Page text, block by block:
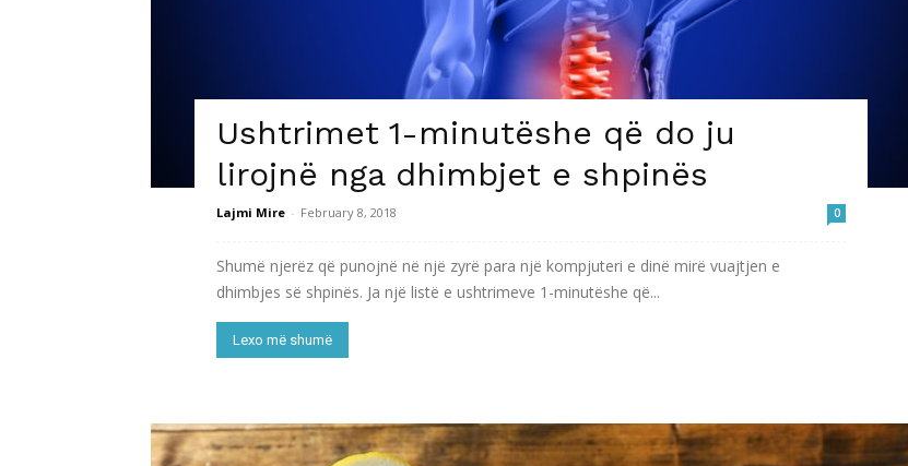
Ushtrimet 1-minutëshe që do ju
lirojnë nga dhimbjet e shpinës
Lajmi Mire - February 8, 2018 0
Shumë njerëz që punojnë në një zyrë para një kompjuteri e dinë mirë vuajtjen e
dhimbjes së shpinës. Ja një listë e ushtrimeve 1-minutëshe që...
Lexo më shumë